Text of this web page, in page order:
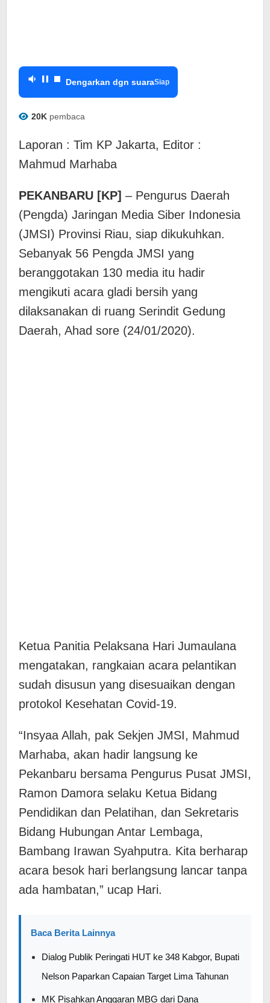
Dengarkan dgn suaraSiap
20K pembaca
Laporan : Tim KP Jakarta, Editor :
Mahmud Marhaba
PEKANBARU [KP] – Pengurus Daerah
(Pengda) Jaringan Media Siber Indonesia
(JMSI) Provinsi Riau, siap dikukuhkan.
Sebanyak 56 Pengda JMSI yang
beranggotakan 130 media itu hadir
mengikuti acara gladi bersih yang
dilaksanakan di ruang Serindit Gedung
Daerah, Ahad sore (24/01/2020).
Ketua Panitia Pelaksana Hari Jumaulana
mengatakan, rangkaian acara pelantikan
sudah disusun yang disesuaikan dengan
protokol Kesehatan Covid-19.
“Insyaa Allah, pak Sekjen JMSI, Mahmud
Marhaba, akan hadir langsung ke
Pekanbaru bersama Pengurus Pusat JMSI,
Ramon Damora selaku Ketua Bidang
Pendidikan dan Pelatihan, dan Sekretaris
Bidang Hubungan Antar Lembaga,
Bambang Irawan Syahputra. Kita berharap
acara besok hari berlangsung lancar tanpa
ada hambatan,” ucap Hari.
Baca Berita Lainnya
Dialog Publik Peringati HUT ke 348 Kabgor, Bupati
Nelson Paparkan Capaian Target Lima Tahunan
MK Pisahkan Anggaran MBG dari Dana